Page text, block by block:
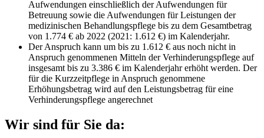
Aufwendungen einschließlich der Aufwendungen für
Betreuung sowie die Aufwendungen für Leistungen der
medizinischen Behandlungspflege bis zu dem Gesamtbetrag
von 1.774 € ab 2022 (2021: 1.612 €) im Kalenderjahr.
Der Anspruch kann um bis zu 1.612 € aus noch nicht in
Anspruch genommenen Mitteln der Verhinderungspflege auf
insgesamt bis zu 3.386 € im Kalenderjahr erhöht werden. Der
für die Kurzzeitpflege in Anspruch genommene
Erhöhungsbetrag wird auf den Leistungsbetrag für eine
Verhinderungspflege angerechnet
Wir sind für Sie da: